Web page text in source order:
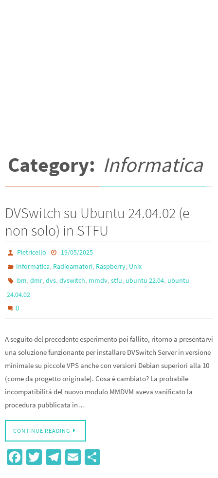
Category: Informatica
DVSwitch su Ubuntu 24.04.02 (e
non solo) in STFU
Pietricello
19/05/2025
Informatica, Radioamatori, Raspberry, Unix
bm,dmr,dvs,dvswitch, mmdv,stfu, ubuntu 22.04, ubuntu
24.04.02
0
A seguito del precedente esperimento poi fallito, ritorno a presentarvi
una soluzione funzionante per installare DVSwitch Server in versione
minimale su piccole VPS anche con versioni Debian superiori alla 10
(come da progetto originale). Cosa è cambiato? La probabile
incompatibilità del nuovo modulo MMDVM aveva vanificato la
procedura pubblicata in…
CONTINUE READING
Fa T
Te E